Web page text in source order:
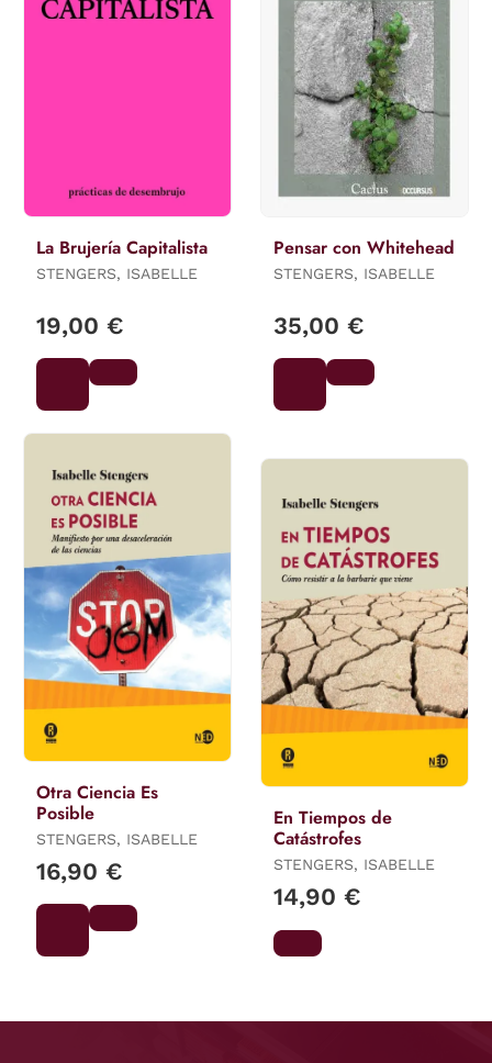
La Brujería Capitalista
STENGERS, ISABELLE
19,00 €
Pensar con Whitehead
STENGERS, ISABELLE
35,00 €
Otra Ciencia Es
Posible
STENGERS, ISABELLE
16,90 €
En Tiempos de
Catástrofes
STENGERS, ISABELLE
14,90 €